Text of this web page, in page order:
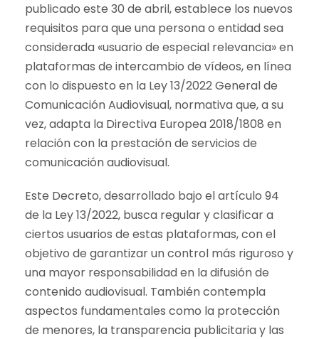
publicado este 30 de abril, establece los nuevos
requisitos para que una persona o entidad sea
considerada «usuario de especial relevancia» en
plataformas de intercambio de vídeos, en línea
con lo dispuesto en la Ley 13/2022 General de
Comunicación Audiovisual, normativa que, a su
vez, adapta la Directiva Europea 2018/1808 en
relación con la prestación de servicios de
comunicación audiovisual.
Este Decreto, desarrollado bajo el artículo 94
de la Ley 13/2022, busca regular y clasificar a
ciertos usuarios de estas plataformas, con el
objetivo de garantizar un control más riguroso y
una mayor responsabilidad en la difusión de
contenido audiovisual. También contempla
aspectos fundamentales como la protección
de menores, la transparencia publicitaria y las